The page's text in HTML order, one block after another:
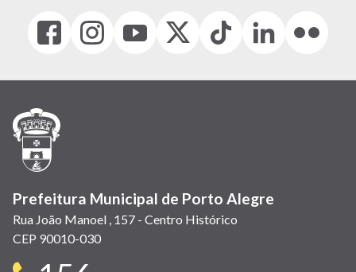
Facebook
(link
em
janela)
Instagram
(link
em
(link
em
(Antigo
(link
Tiktok
(link
em
LinkedIn
(link
em
(link
em
Prefeitura Municipal de Porto Alegre
Rua João Manoel , 157 - Centro Histórico
CEP 90010-030